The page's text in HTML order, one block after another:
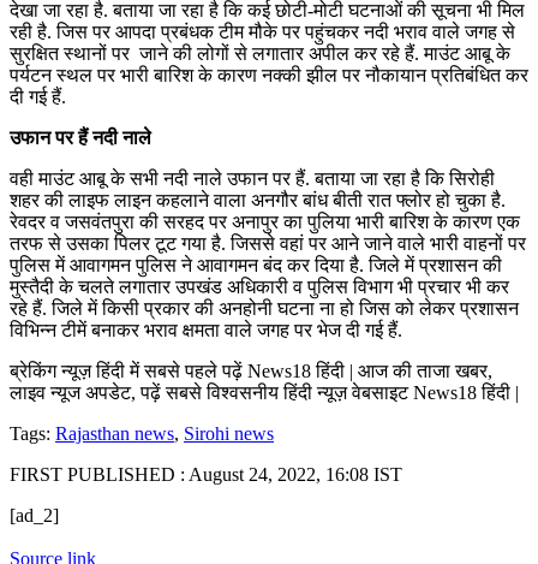
देखा जा रहा है. बताया जा रहा है कि कई छोटी-मोटी घटनाओं की सूचना भी मिल
रही है. जिस पर आपदा प्रबंधक टीम मौके पर पहुंचकर नदी भराव वाले जगह से
सुरक्षित स्थानों पर जाने की लोगों से लगातार अपील कर रहे हैं. माउंट आबू के
पर्यटन स्थल पर भारी बारिश के कारण नक्की झील पर नौकायान प्रतिबंधित कर
दी गई हैं.
उफान पर हैं नदी नाले
वही माउंट आबू के सभी नदी नाले उफान पर हैं. बताया जा रहा है कि सिरोही
शहर की लाइफ लाइन कहलाने वाला अनगौर बांध बीती रात फ्लोर हो चुका है.
रेवदर व जसवंतपुरा की सरहद पर अनापुर का पुलिया भारी बारिश के कारण एक
तरफ से उसका पिलर टूट गया है. जिससे वहां पर आने जाने वाले भारी वाहनों पर
पुलिस में आवागमन पुलिस ने आवागमन बंद कर दिया है. जिले में प्रशासन की
मुस्तैदी के चलते लगातार उपखंड अधिकारी व पुलिस विभाग भी प्रचार भी कर
रहे हैं. जिले में किसी प्रकार की अनहोनी घटना ना हो जिस को लेकर प्रशासन
विभिन्न टीमें बनाकर भराव क्षमता वाले जगह पर भेज दी गई हैं.
ब्रेकिंग न्यूज़ हिंदी में सबसे पहले पढ़ें News18 हिंदी | आज की ताजा खबर,
लाइव न्यूज अपडेट, पढ़ें सबसे विश्वसनीय हिंदी न्यूज़ वेबसाइट News18 हिंदी |
Tags: Rajasthan news, Sirohi news
FIRST PUBLISHED : August 24, 2022, 16:08 IST
[ad_2]
Source link